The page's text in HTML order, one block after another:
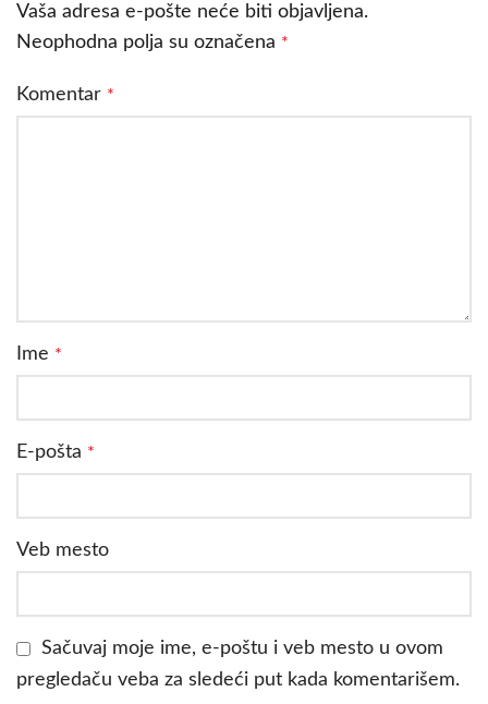
Vaša adresa e-pošte neće biti objavljena.
Neophodna polja su označena *
Komentar *
Ime *
E-pošta *
Veb mesto
Sačuvaj moje ime, e-poštu i veb mesto u ovom
pregledaču veba za sledeći put kada komentarišem.